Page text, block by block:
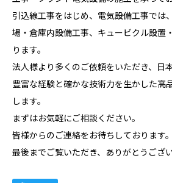
引込線工事をはじめ、電気設備工事では
場・倉庫内設備工事、キュービクル設置
ります。
法人様より多くのご依頼をいただき、日
豊富な経験と確かな技術力を生かした高
します。
まずはお気軽にご相談 ください。
皆様からのご連絡をお待ちしております。
最後までご覧いただき、ありがとうござ